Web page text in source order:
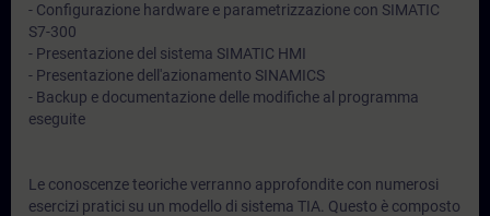
- Configurazione hardware e parametrizzazione con SIMATIC
S7-300
- Presentazione del sistema SIMATIC HMI
- Presentazione dell'azionamento SINAMICS
- Backup e documentazione delle modifiche al programma
eseguite
Le conoscenze teoriche verranno approfondite con numerosi
esercizi pratici su un modello di sistema TIA. Questo è composto